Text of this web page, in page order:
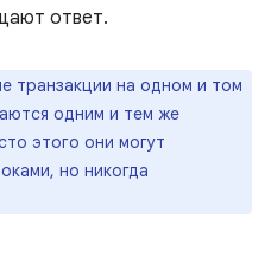
ответ.
транзакции на одном и том
одним и тем же
этого они могут
но никогда